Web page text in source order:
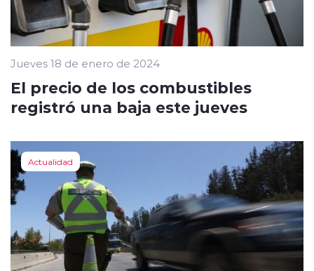
Jueves 18 de enero de 2024
El precio de los combustibles
registró una baja este jueves
Actualidad